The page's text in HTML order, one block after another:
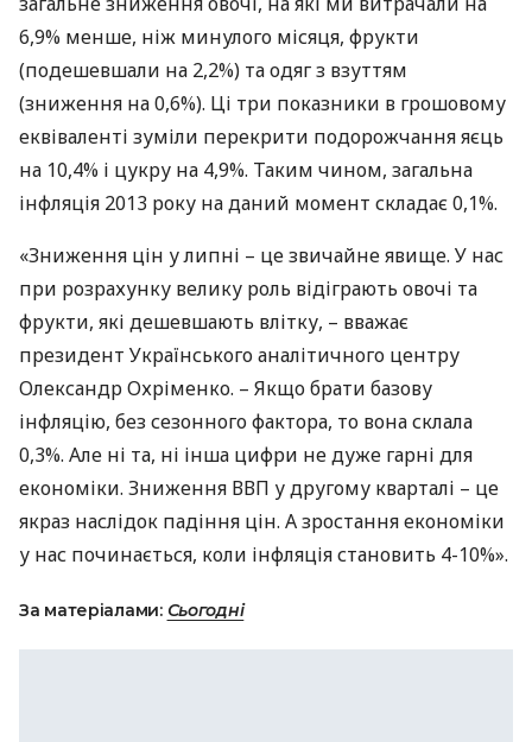
6,9% менше, ніж минулого місяця, фрукти
(подешевшали на 2,2%) та одяг з взуттям
(зниження на 0,6%). Ці три показники в грошовому
еквіваленті зуміли перекрити подорожчання яєць
на 10,4% і цукру на 4,9%. Таким чином, загальна
інфляція 2013 року на даний момент складає 0,1%.
«Зниження цін у липні – це звичайне явище. У нас
при розрахунку велику роль відіграють овочі та
фрукти, які дешевшають влітку, – вважає
президент Українського аналітичного центру
Олександр Охріменко. – Якщо брати базову
інфляцію, без сезонного фактора, то вона склала
0,3%. Але ні та, ні інша цифри не дуже гарні для
економіки. Зниження ВВП у другому кварталі – це
якраз наслідок падіння цін. А зростання економіки
у нас починається, коли інфляція становить 4-10%».
За матеріалами: Сьогодні